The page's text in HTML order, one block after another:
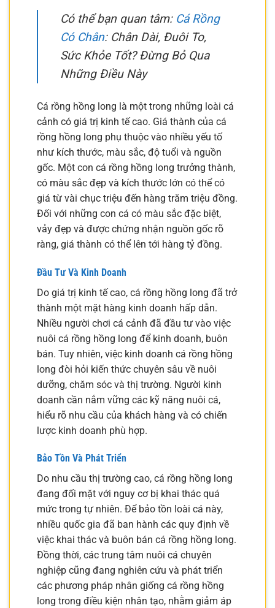
Có thể bạn quan tâm: Cá Rồng
Có Chân: Chân Dài, Đuôi To,
Sức Khỏe Tốt? Đừng Bỏ Qua
Những Điều Này
Cá rồng hồng long là một trong những loài cá
cảnh có giá trị kinh tế cao. Giá thành của cá
rồng hồng long phụ thuộc vào nhiều yếu tố
như kích thước, màu sắc, độ tuổi và nguồn
gốc. Một con cá rồng hồng long trưởng thành,
có màu sắc đẹp và kích thước lớn có thể có
giá từ vài chục triệu đến hàng trăm triệu đồng.
Đối với những con cá có màu sắc đặc biệt,
vảy đẹp và được chứng nhận nguồn gốc rõ
ràng, giá thành có thể lên tới hàng tỷ đồng.
Đầu Tư Và Kinh Doanh
Do giá trị kinh tế cao, cá rồng hồng long đã trở
thành một mặt hàng kinh doanh hấp dẫn.
Nhiều người chơi cá cảnh đã đầu tư vào việc
nuôi cá rồng hồng long để kinh doanh, buôn
bán. Tuy nhiên, việc kinh doanh cá rồng hồng
long đòi hỏi kiến thức chuyên sâu về nuôi
dưỡng, chăm sóc và thị trường. Người kinh
doanh cần nắm vững các kỹ năng nuôi cá,
hiểu rõ nhu cầu của khách hàng và có chiến
lược kinh doanh phù hợp.
Bảo Tồn Và Phát Triển
Do nhu cầu thị trường cao, cá rồng hồng long
đang đối mặt với nguy cơ bị khai thác quá
mức trong tự nhiên. Để bảo tồn loài cá này,
nhiều quốc gia đã ban hành các quy định về
việc khai thác và buôn bán cá rồng hồng long.
Đồng thời, các trung tâm nuôi cá chuyên
nghiệp cũng đang nghiên cứu và phát triển
các phương pháp nhân giống cá rồng hồng
long trong điều kiện nhân tạo, nhằm giảm áp